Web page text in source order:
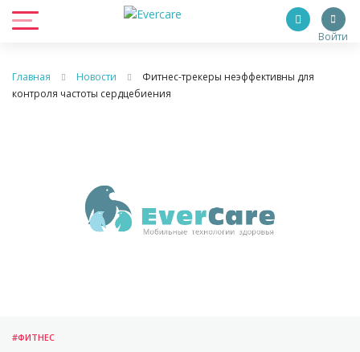
Войти
Главная Новости
Фитнес-трекеры неэффективны для
контроля частоты сердцебиения
#ФИТНЕС